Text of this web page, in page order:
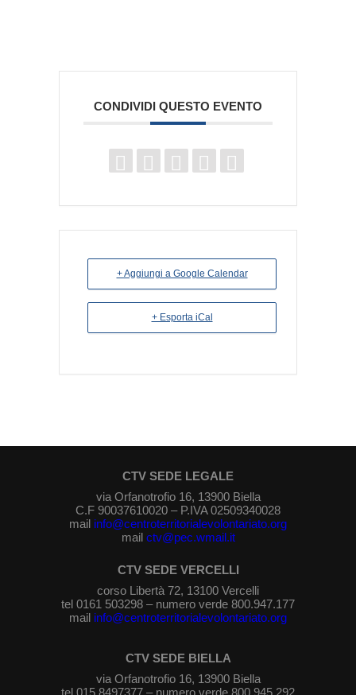
CONDIVIDI QUESTO EVENTO
+ Aggiungi a Google Calendar
+ Esporta iCal
CTV SEDE LEGALE
via Orfanotrofio 16, 13900 Biella
C.F 90037610020 – P.IVA 02509340028
mail info@centroterritorialevolontariato.org
mail ctv@pec.wmail.it
CTV SEDE VERCELLI
corso Libertà 72, 13100 Vercelli
tel 0161 503298 – numero verde 800.947.177
mail info@centroterritorialevolontariato.org
CTV SEDE BIELLA
via Orfanotrofio 16, 13900 Biella
tel 015 8497377 – numero verde 800.945.292